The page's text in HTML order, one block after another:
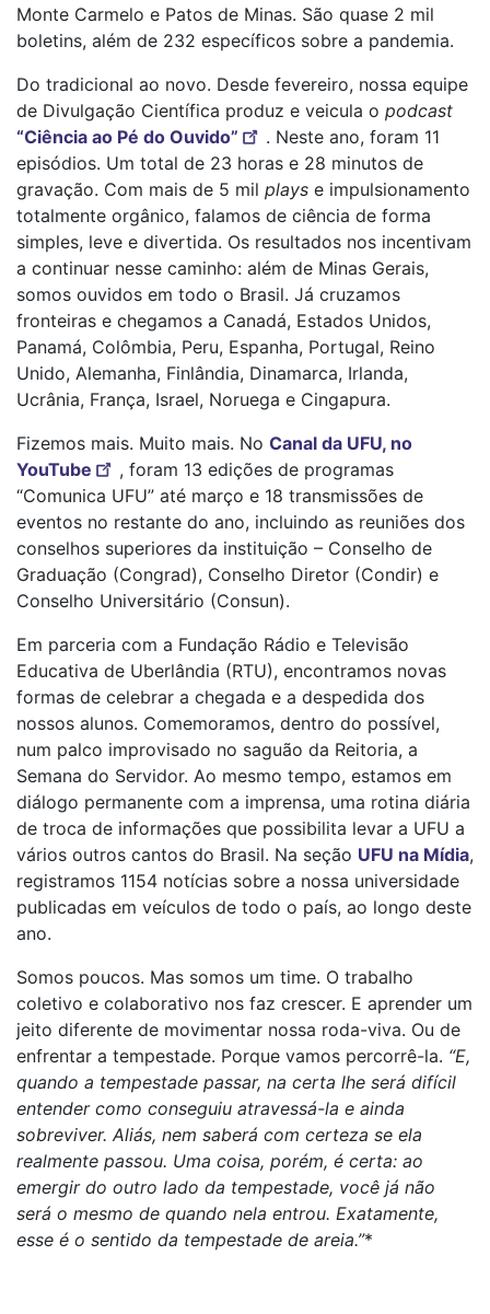
Monte Carmelo e Patos de Minas. São quase 2 mil
boletins, além de 232 específicos sobre a pandemia.
Do tradicional ao novo. Desde fevereiro, nossa equipe
de Divulgação Científica produz e veicula o podcast
“Ciência ao Pé do Ouvido”
. Neste ano, foram 11
episódios. Um total de 23 horas e 28 minutos de
gravação. Com mais de 5 mil plays e impulsionamento
totalmente orgânico, falamos de ciência de forma
simples, leve e divertida. Os resultados nos incentivam
a continuar nesse caminho: além de Minas Gerais,
somos ouvidos em todo o Brasil. Já cruzamos
fronteiras e chegamos a Canadá, Estados Unidos,
Panamá, Colômbia, Peru, Espanha, Portugal, Reino
Unido, Alemanha, Finlândia, Dinamarca, Irlanda,
Ucrânia, França, Israel, Noruega e Cingapura.
Fizemos mais. Muito mais. No Canal da UFU, no
YouTube
, foram 13 edições de programas
“Comunica UFU” até março e 18 transmissões de
eventos no restante do ano, incluindo as reuniões dos
conselhos superiores da instituição – Conselho de
Graduação (Congrad), Conselho Diretor (Condir) e
Conselho Universitário (Consun).
Em parceria com a Fundação Rádio e Televisão
Educativa de Uberlândia (RTU), encontramos novas
formas de celebrar a chegada e a despedida dos
nossos alunos. Comemoramos, dentro do possível,
num palco improvisado no saguão da Reitoria, a
Semana do Servidor. Ao mesmo tempo, estamos em
diálogo permanente com a imprensa, uma rotina diária
de troca de informações que possibilita levar a UFU a
vários outros cantos do Brasil. Na seção UFU na Mídia,
registramos 1154 notícias sobre a nossa universidade
publicadas em veículos de todo o país, ao longo deste
ano.
Somos poucos. Mas somos um time. O trabalho
coletivo e colaborativo nos faz crescer. E aprender um
jeito diferente de movimentar nossa roda-viva. Ou de
enfrentar a tempestade. Porque vamos percorrê-la. “E,
quando a tempestade passar, na certa lhe será difícil
entender como conseguiu atravessá-la e ainda
sobreviver. Aliás, nem saberá com certeza se ela
realmente passou. Uma coisa, porém, é certa: ao
emergir do outro lado da tempestade, você já não
será o mesmo de quando nela entrou. Exatamente,
esse é o sentido da tempestade de areia.”*